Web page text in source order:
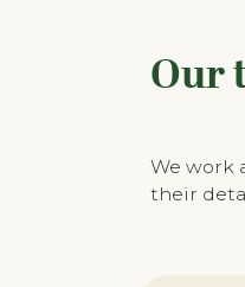
Our
We work
their